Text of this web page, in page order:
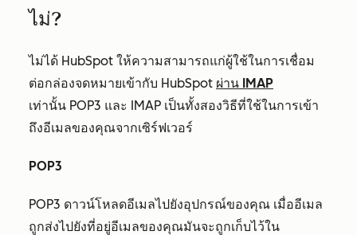
ไม่?
ไม่ได้ HubSpot ให้ความสามารถแก่ผู้ใช้ในการเชื่อม
ต่อกล่องจดหมายเข้ากับ HubSpot ผ่าน IMAP
เท่านั้น POP3 และ IMAP เป็นทั้งสองวิธีที่ใช้ในการเข้า
ถึงอีเมลของคุณจากเซิร์ฟเวอร์
POP3
POP3 ดาวน์โหลดอีเมลไปยังอุปกรณ์ของคุณ เมื่ออีเมล
ถูกส่งไปยังที่อยู่อีเมลของคุณมันจะถูกเก็บไว้ใน